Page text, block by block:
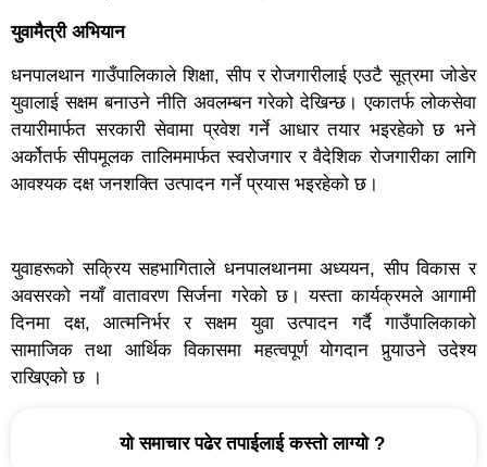
युवामैत्री अभियान
धनपालथान गाउँपालिकाले शिक्षा, सीप र रोजगारीलाई एउटै सूत्रमा जोडेर
युवालाई सक्षम बनाउने नीति अवलम्बन गरेको देखिन्छ। एकातर्फ लोकसेवा
तयारीमार्फत सरकारी सेवामा प्रवेश गर्ने आधार तयार भइरहेको छ भने
अर्कोतर्फ सीपमूलक तालिममार्फत स्वरोजगार र वैदेशिक रोजगारीका लागि
आवश्यक दक्ष जनशक्ति उत्पादन गर्ने प्रयास भइरहेको छ।
युवाहरूको सक्रिय सहभागिताले धनपालथानमा अध्ययन, सीप विकास र
अवसरको नयाँ वातावरण सिर्जना गरेको छ। यस्ता कार्यक्रमले आगामी
दिनमा दक्ष, आत्मनिर्भर र सक्षम युवा उत्पादन गर्दै गाउँपालिकाको
सामाजिक तथा आर्थिक विकासमा महत्वपूर्ण योगदान पुर्‍याउने उदेश्य
राखिएको छ ।
यो समाचार पढेर तपाईलाई कस्तो लाग्यो ?